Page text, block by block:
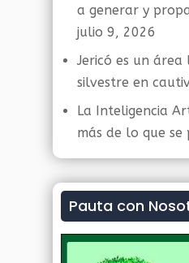
a generar y
julio 9, 2026
Jericó es un
silvestre en
La Inteligencia
más de lo que se
Pauta con